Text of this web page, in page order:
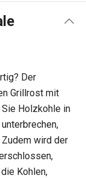
Der
Grillrost mit
Holzkohle in
wird der
Kohlen,